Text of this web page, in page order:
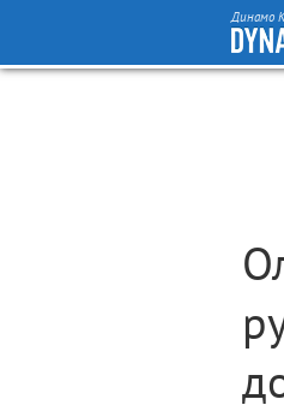
Динамо